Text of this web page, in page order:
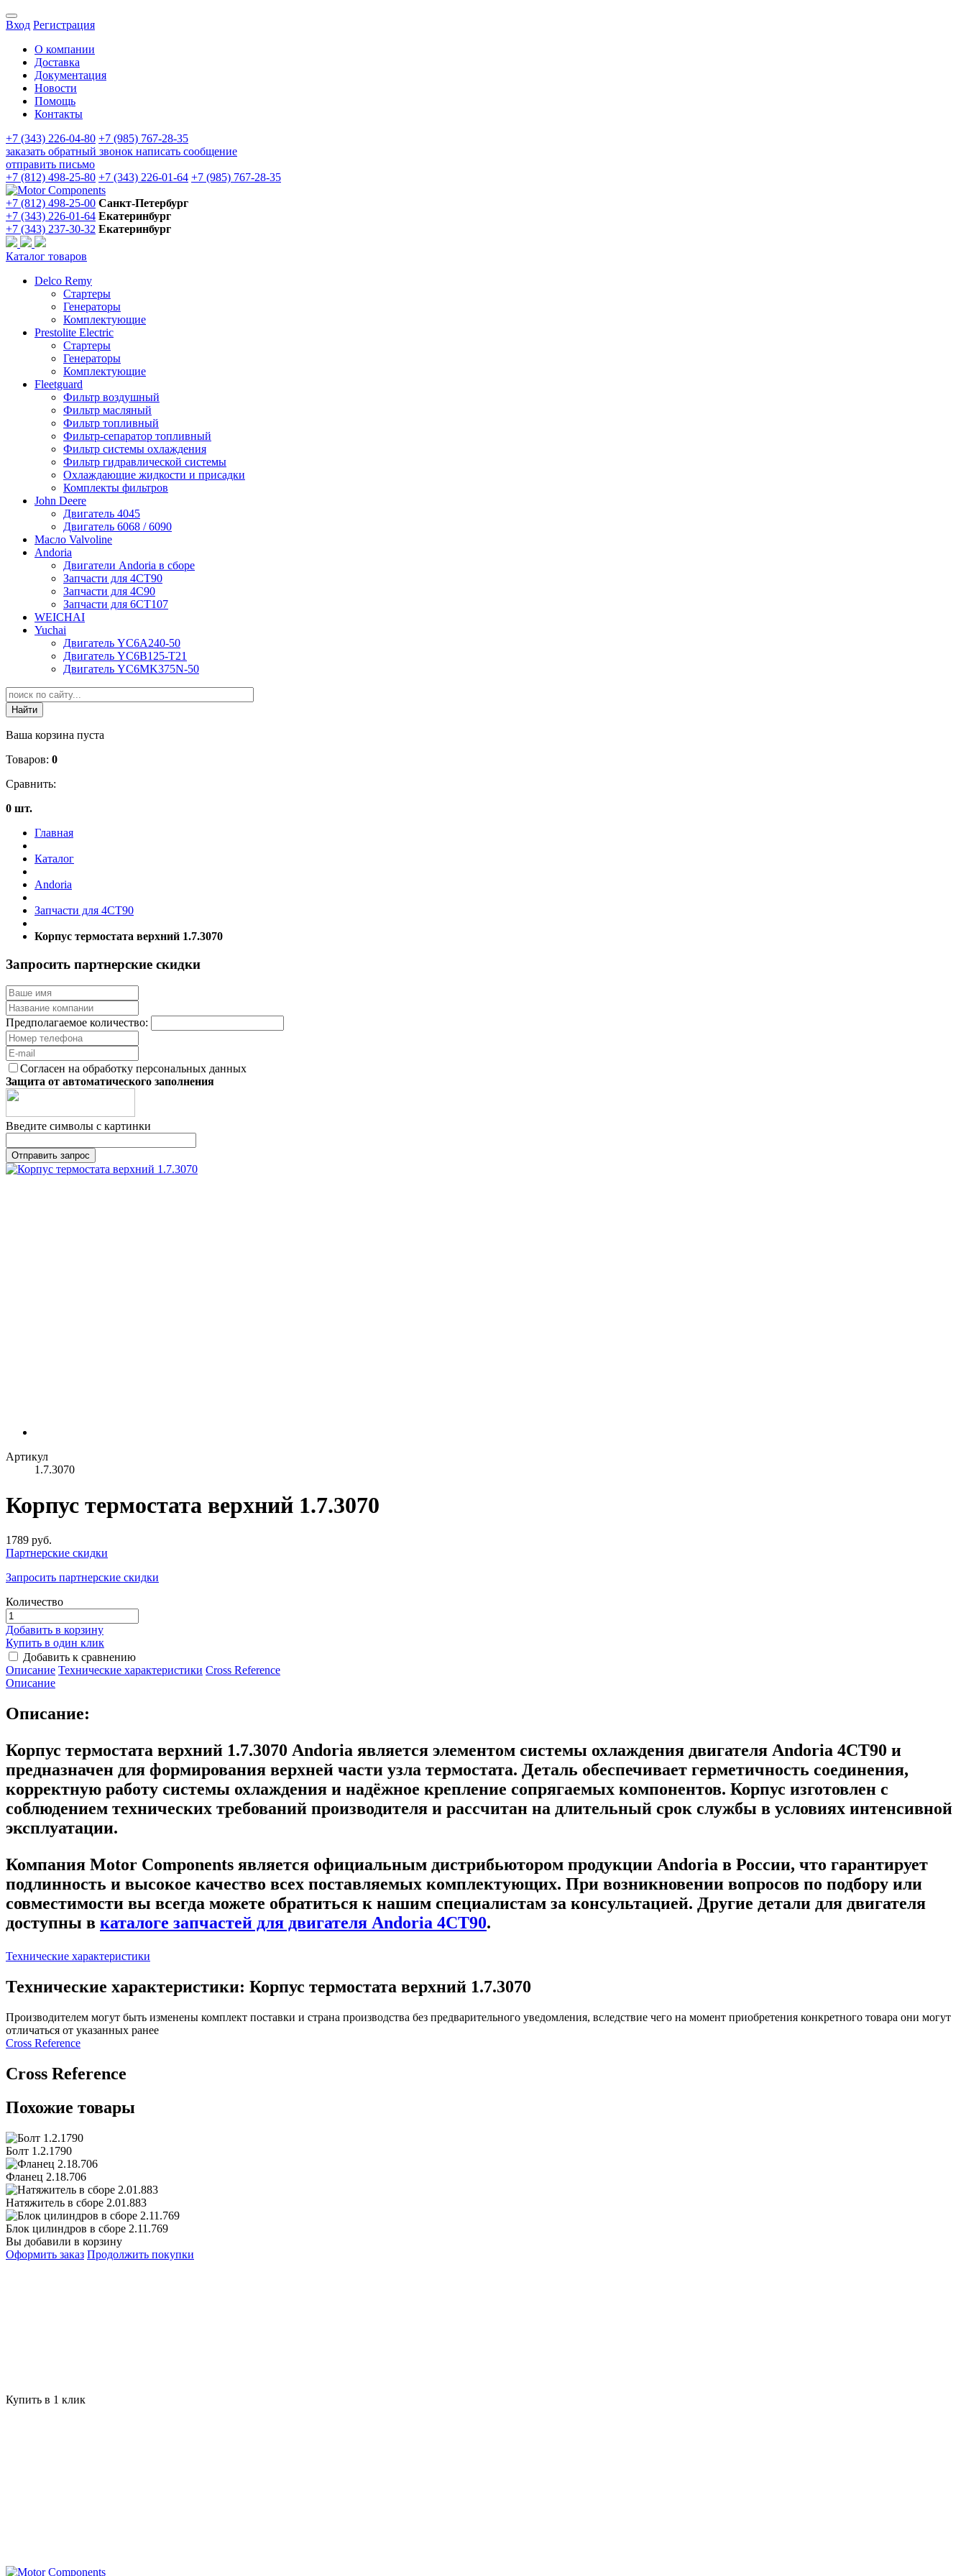
Вход Регистрация
О компании
Доставка
Документация
Новости
Помощь
Контакты
+7 (343) 226-04-80 +7 (985) 767-28-35
заказать обратный звонок написать сообщение
отправить письмо
+7 (812) 498-25-80 +7 (343) 226-01-64 +7 (985) 767-28-35
+7 (812) 498-25-00 Санкт-Петербург
+7 (343) 226-01-64 Екатеринбург
+7 (343) 237-30-32 Екатеринбург
Каталог товаров
Delco Remy
Стартеры
Генераторы
Комплектующие
Prestolite Electric
Стартеры
Генераторы
Комплектующие
Fleetguard
Фильтр воздушный
Фильтр масляный
Фильтр топливный
Фильтр-сепаратор топливный
Фильтр системы охлаждения
Фильтр гидравлической системы
Охлаждающие жидкости и присадки
Комплекты фильтров
John Deere
Двигатель 4045
Двигатель 6068 / 6090
Масло Valvoline
Andoria
Двигатели Andoria в сборе
Запчасти для 4CT90
Запчасти для 4С90
Запчасти для 6CT107
WEICHAI
Yuchai
Двигатель YC6A240-50
Двигатель YC6B125-T21
Двигатель YC6MK375N-50
Ваша корзина пуста
Товаров: 0
Сравнить:
0 шт.
Главная
Каталог
Andoria
Запчасти для 4CT90
Корпус термостата верхний 1.7.3070
Запросить партнерские скидки
Предполагаемое количество:
Согласен на обработку персональных данных
Защита от автоматического заполнения
Введите символы с картинки
Артикул
1.7.3070
Корпус термостата верхний 1.7.3070
1789 руб.
Партнерские скидки
Запросить партнерские скидки
Количество
Добавить в корзину
Купить в один клик
Добавить к сравнению
Описание Технические характеристики Сross Reference
Описание
Описание:
Корпус термостата верхний 1.7.3070 Andoria является элементом системы охлаждения двигателя Andoria 4CT90 и
предназначен для формирования верхней части узла термостата. Деталь обеспечивает герметичность соединения,
корректную работу системы охлаждения и надёжное крепление сопрягаемых компонентов. Корпус изготовлен с
соблюдением технических требований производителя и рассчитан на длительный срок службы в условиях интенсивной
эксплуатации.
Компания Motor Components является официальным дистрибьютором продукции Andoria в России, что гарантирует
подлинность и высокое качество всех поставляемых комплектующих. При возникновении вопросов по подбору или
совместимости вы всегда можете обратиться к нашим специалистам за консультацией. Другие детали для двигателя
доступны в каталоге запчастей для двигателя Andoria 4CT90.
Технические характеристики
Технические характеристики: Корпус термостата верхний 1.7.3070
Производителем могут быть изменены комплект поставки и страна производства без предварительного уведомления, вследствие чего на момент приобретения конкретного товара они могут
отличаться от указанных ранее
Сross Reference
Сross Reference
Похожие товары
Болт 1.2.1790
Фланец 2.18.706
Натяжитель в сборе 2.01.883
Блок цилиндров в сборе 2.11.769
Вы добавили в корзину
Оформить заказ Продолжить покупки
Купить в 1 клик